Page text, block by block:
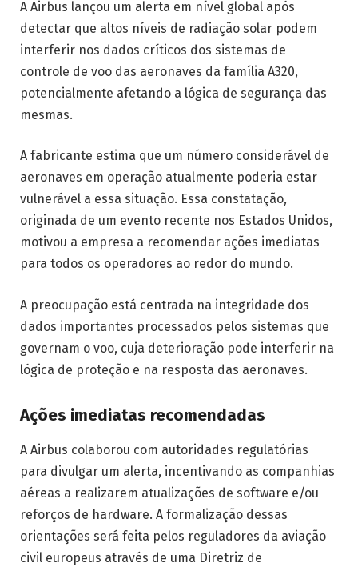
A Airbus lançou um alerta em nível global após
detectar que altos níveis de radiação solar podem
interferir nos dados críticos dos sistemas de
controle de voo das aeronaves da família A320,
potencialmente afetando a lógica de segurança das
mesmas.
A fabricante estima que um número considerável de
aeronaves em operação atualmente poderia estar
vulnerável a essa situação. Essa constatação,
originada de um evento recente nos Estados Unidos,
motivou a empresa a recomendar ações imediatas
para todos os operadores ao redor do mundo.
A preocupação está centrada na integridade dos
dados importantes processados pelos sistemas que
governam o voo, cuja deterioração pode interferir na
lógica de proteção e na resposta das aeronaves.
Ações imediatas recomendadas
A Airbus colaborou com autoridades regulatórias
para divulgar um alerta, incentivando as companhias
aéreas a realizarem atualizações de software e/ou
reforços de hardware. A formalização dessas
orientações será feita pelos reguladores da aviação
civil europeus através de uma Diretriz de